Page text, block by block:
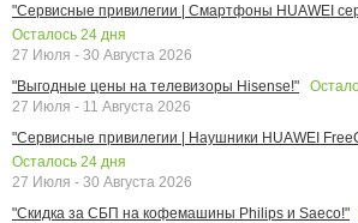
"Сервисные привилегии | Смартфоны HUAWEI
Осталось 24 дня
27 Июля - 30 Августа 2026
"Выгодные цены на телевизоры Hisense!"
27 Июля - 11 Августа 2026
"Сервисные привилегии | Наушники HUAWEI
Осталось 24 дня
27 Июля - 30 Августа 2026
"Скидка за СБП на кофемашины Philips и Saeco!"